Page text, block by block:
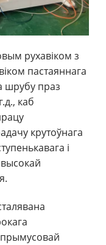
рухавіком з
пастаяннага
шрубу праз
каб
крутоўнага
і
высокай
прымусовай